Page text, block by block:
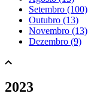
Setembro (100)
Outubro (13)
Novembro (13)
Dezembro (9)
2023